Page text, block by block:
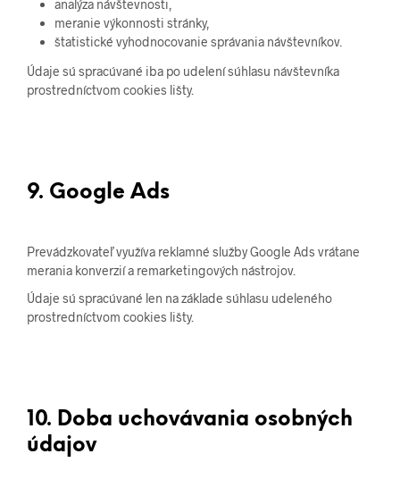
analýza návštevnosti,
meranie výkonnosti stránky,
štatistické vyhodnocovanie správania návštevníkov.
Údaje sú spracúvané iba po udelení súhlasu návštevníka
prostredníctvom cookies lišty.
9. Google Ads
Prevádzkovateľ využíva reklamné služby Google Ads vrátane
merania konverzií a remarketingových nástrojov.
Údaje sú spracúvané len na základe súhlasu udeleného
prostredníctvom cookies lišty.
10. Doba uchovávania osobných
údajov